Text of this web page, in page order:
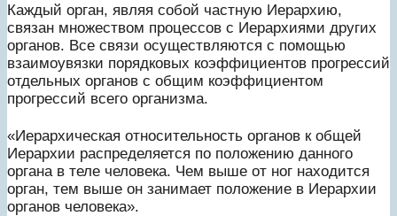
Каждый орган, являя собой частную Иерархию,
связан множеством процессов с Иерархиями других
органов. Все связи осуществляются с помощью
взаимоувязки порядковых коэффициентов прогрессий
отдельных органов с общим коэффициентом
прогрессий всего организма.
«Иерархическая относительность органов к общей
Иерархии распределяется по положению данного
органа в теле человека. Чем выше от ног находится
орган, тем выше он занимает положение в Иерархии
органов человека».